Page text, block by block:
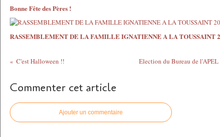
Bonne Fête des Pères !
RASSEMBLEMENT DE LA FAMILLE IGNATIENNE A LA TOUSSAINT
C'est Halloween !! Election du Bureau de
Commenter cet article
Ajouter un commentaire